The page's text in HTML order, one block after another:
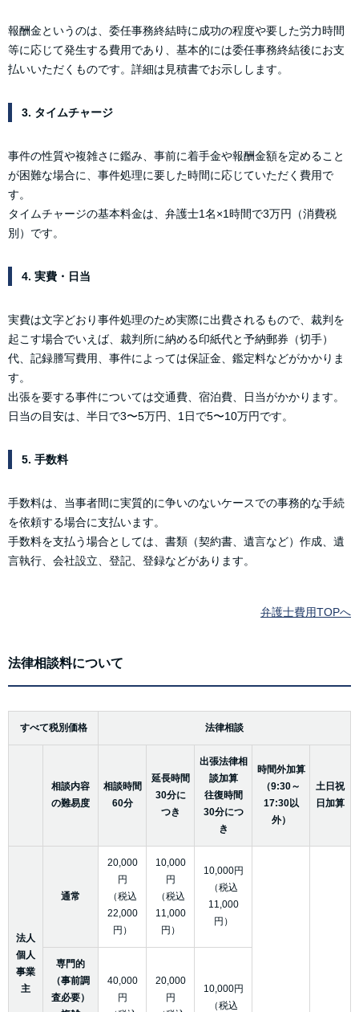
報酬金というのは、委任事務終結時に成功の程度や要した労力時間
等に応じて発生する費用であり、基本的には委任事務終結後にお支
払いいただくものです。詳細は見積書でお示しします。
3. タイムチャージ
事件の性質や複雑さに鑑み、事前に着手金や報酬金額を定めること
が困難な場合に、事件処理に要した時間に応じていただく費用で
す。
タイムチャージの基本料金は、弁護士1名×1時間で3万円（消費税
別）です。
4. 実費・日当
実費は文字どおり事件処理のため実際に出費されるもので、裁判を
起こす場合でいえば、裁判所に納める印紙代と予納郵券（切手）
代、記録謄写費用、事件によっては保証金、鑑定料などがかかりま
す。
出張を要する事件については交通費、宿泊費、日当がかかります。
日当の目安は、半日で3〜5万円、1日で5〜10万円です。
5. 手数料
手数料は、当事者間に実質的に争いのないケースでの事務的な手続
を依頼する場合に支払います。
手数料を支払う場合としては、書類（契約書、遺言など）作成、遺
言執行、会社設立、登記、登録などがあります。
弁護士費用TOPへ
法律相談料について
すべて税別価格 法律相談
相談内容
の難易度
相談時間
60分
延長時間
30分に
つき
出張法律相
談加算
往復時間
30分につ
き
時間外加算
（9:30～
17:30以
外）
土日祝
日加算
法人
個人
事業
主
通常
20,000
円
（税込
22,000
円）
10,000
円
（税込
11,000
円）
10,000円
（税込
11,000
円）
専門的
（事前調
査必要）
40,000
円
20,000
円
10,000円
（税込